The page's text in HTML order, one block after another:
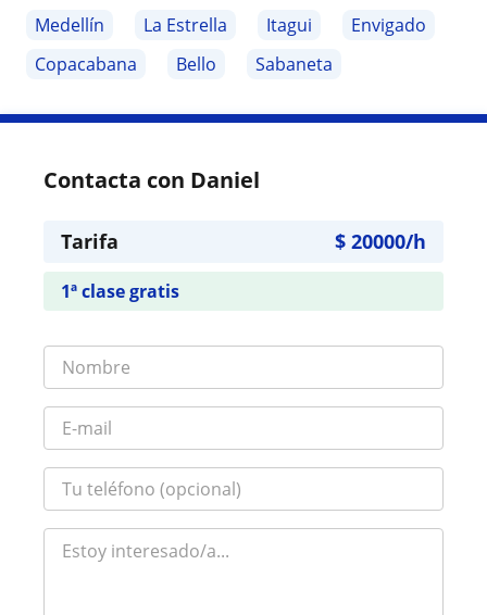
Medellín
La Estrella Itagui
Envigado
Copacabana
Bello Sabaneta
Contacta con Daniel
Tarifa $ 20000/h
1ª clase gratis